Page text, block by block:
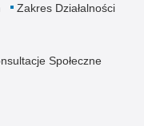
Zakres Działalności
Społeczne